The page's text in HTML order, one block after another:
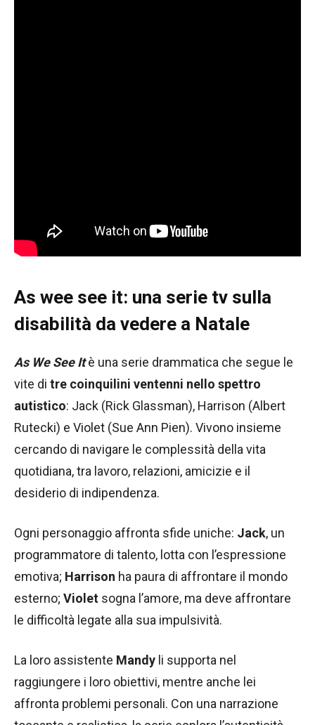
As wee see it: una serie tv sulla
disabilità da vedere a Natale
As We See Itè una serie drammatica che segue le
vite di tre coinquilini ventenni nello spettro
autistico: Jack (Rick Glassman), Harrison (Albert
Rutecki) e Violet (Sue Ann Pien). Vivono insieme
cercando di navigare le complessità della vita
quotidiana, tra lavoro, relazioni, amicizie e il
desiderio di indipendenza.
Ogni personaggio affronta sfide uniche: Jack, un
programmatore di talento, lotta con l’espressione
emotiva; Harrison ha paura di affrontare il mondo
esterno; Violet sogna l’amore, ma deve affrontare
le difficoltà legate alla sua impulsività.
La loro assistente Mandy li supporta nel
raggiungere i loro obiettivi, mentre anche lei
affronta problemi personali. Con una narrazione